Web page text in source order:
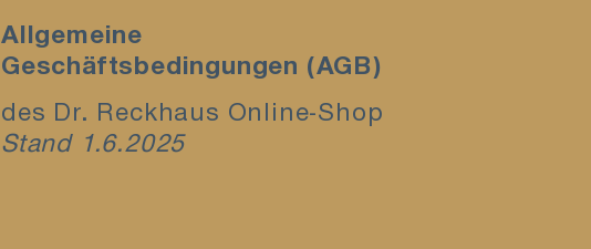
Allgemeine
Geschäftsbedingungen (AGB)
des Dr. Reckhaus Online-Shop
Stand 1.6.2025